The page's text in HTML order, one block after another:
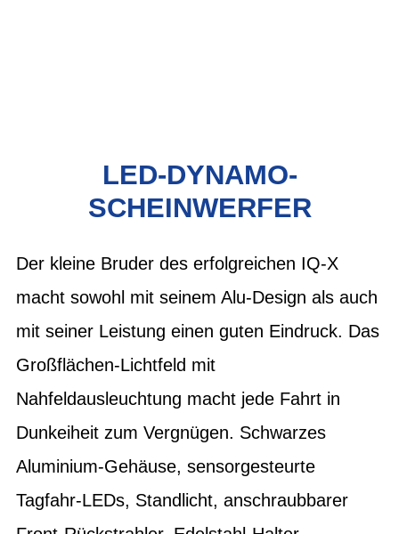
LED-DYNAMO-
SCHEINWERFER
Der kleine Bruder des erfolgreichen IQ-X
macht sowohl mit seinem Alu-Design als auch
mit seiner Leistung einen guten Eindruck. Das
Großflächen-Lichtfeld mit
Nahfeldausleuchtung macht jede Fahrt in
Dunkeiheit zum Vergnügen. Schwarzes
Aluminium-Gehäuse, sensorgesteurte
Tagfahr-LEDs, Standlicht, anschraubbarer